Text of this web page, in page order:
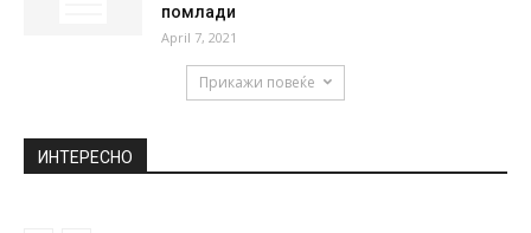
помлади
April 7, 2021
Прикажи повеќе
ИНТЕРЕСНО